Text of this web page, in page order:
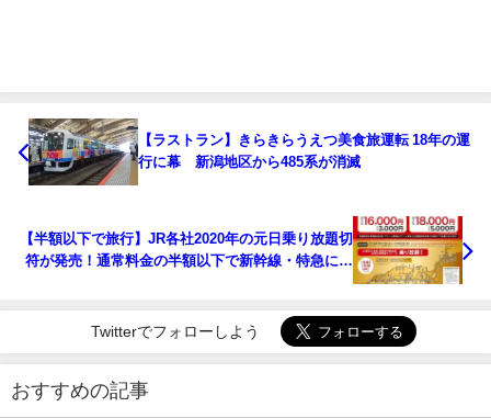
【ラストラン】きらきらうえつ美食旅運転 18年の運
行に幕 新潟地区から485系が消滅
【半額以下で旅行】JR各社2020年の元日乗り放題切
符が発売！通常料金の半額以下で新幹線・特急に乗
Twitterでフォローしよう
おすすめの記事